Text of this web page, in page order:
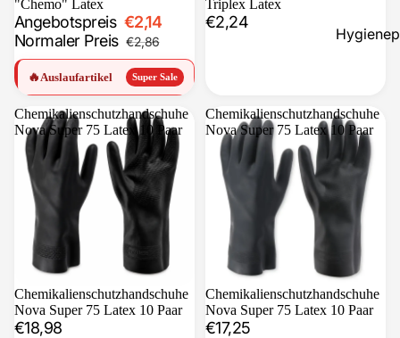
"Chemo" Latex
Angebotspreis €2,14
Normaler Preis €2,86
🔥Auslaufartikel Super Sale
Triplex Latex
€2,24
Chemikalienschutzhandschuhe
Nova Super 75 Latex 10 Paar
Chemikalienschutzhandschuhe
Nova Super 75 Latex 10 Paar
€18,98
Chemikalienschutzhandschuhe
Nova Super 75 Latex 10 Paar
Ausverkauft
Chemikalienschutzhandschuhe
Nova Super 75 Latex 10 Paar
€17,25